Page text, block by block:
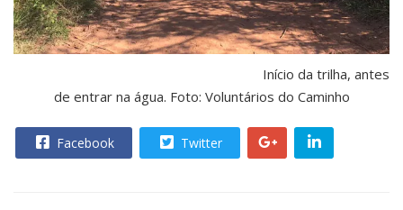
Início da trilha, antes
de entrar na água. Foto: Voluntários do Caminho
Facebook Twitter